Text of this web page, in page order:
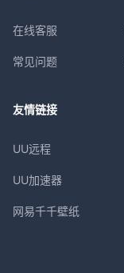
在线客服
常见问题
友情链接
UU远程
UU加速器
网易千千壁纸